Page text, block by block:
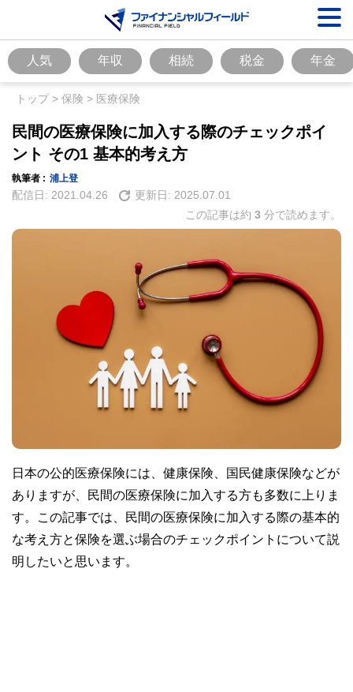
人気 年収 相続 税金 年金
トップ> 保険 > 医療保険
民間の医療保険に加入する際のチェックポイ
ント その1 基本的考え方
執筆者 : 浦上登
配信日: 2021.04.26 更新日: 2025.07.01
この記事は約 3 分で読めます。
日本の公的医療保険には、健康保険、国民健康保険などが
ありますが、民間の医療保険に加入する方も多数に上りま
す。この記事では、民間の医療保険に加入する際の基本的
な考え方と保険を選ぶ場合のチェックポイントについて説
明したいと思います。